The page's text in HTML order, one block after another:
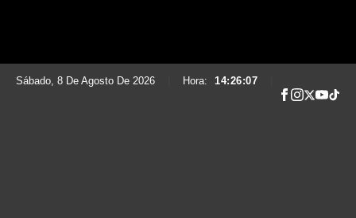
Sábado, 8 De Agosto De 2026 Hora: 14:26:08